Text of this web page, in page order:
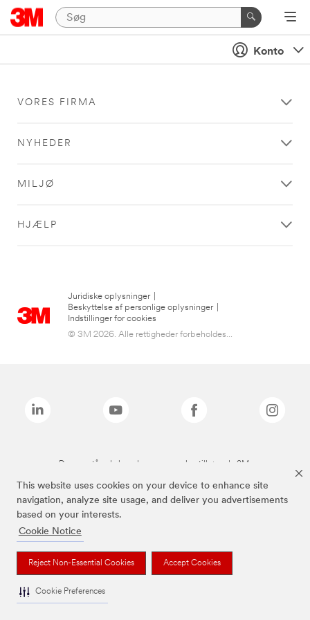
This website uses cookies on your device to enhance site
navigation, analyze site usage, and deliver you advertisements
based on your interests.
Cookie Notice
Reject Non-Essential Cookies Accept Cookies
Cookie Preferences
Konto
VORES FIRMA
NYHEDER
MILJØ
HJÆLP
Juridiske oplysninger
Beskyttelse af personlige oplysninger
Indstillinger for cookies
© 3M 2026. Alle rettigheder forbeholdes...
De ovenstående brands er varemærker tilhørende 3M.